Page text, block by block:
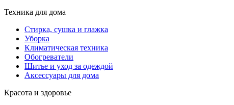
Техника для дома
Стирка, сушка и глажка
Уборка
Климатическая техника
Обогреватели
Шитье и уход за одеждой
Аксессуары для дома
Красота и здоровье